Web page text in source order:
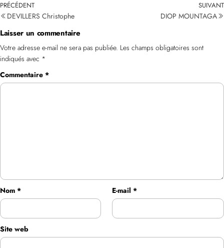
PRÉCÉDENT
DEVILLERS Christophe
SUIVANT
DIOP MOUNTAGA
Laisser un commentaire
Votre adresse e-mail ne sera pas publiée. Les champs obligatoires sont
indiqués avec *
Commentaire *
Nom * E-mail *
Site web